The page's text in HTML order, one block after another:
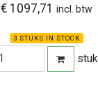
€ 1097,71 incl. btw
3 STUKS IN STOCK